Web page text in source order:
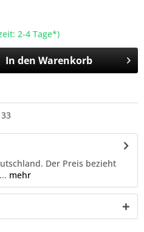
2-4 Tage*)
In den Warenkorb
Der Preis bezieht
mehr